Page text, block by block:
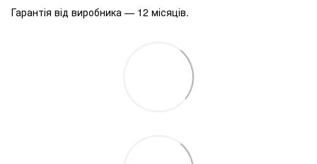
Гарантія від виробника — 12 місяців.